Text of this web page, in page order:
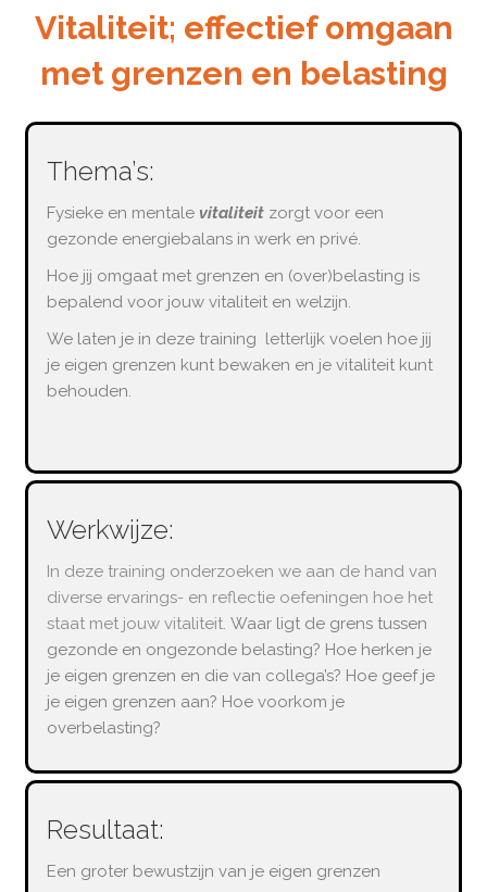
Vitaliteit; effectief omgaan
met grenzen en belasting
Thema’s:
Fysieke en mentale vitaliteit zorgt voor een
gezonde energiebalans in werk en privé.
Hoe jij omgaat met grenzen en (over)belasting is
bepalend voor jouw vitaliteit en welzijn.
We laten je in deze training letterlijk voelen hoe jij
je eigen grenzen kunt bewaken en je vitaliteit kunt
behouden.
Werkwijze:
In deze training onderzoeken we aan de hand van
diverse ervarings- en reflectie oefeningen hoe het
staat met jouw vitaliteit. Waar ligt de grens tussen
gezonde en ongezonde belasting? Hoe herken je
je eigen grenzen en die van collega’s? Hoe geef je
je eigen grenzen aan? Hoe voorkom je
overbelasting?
Resultaat:
Een groter bewustzijn van je eigen grenzen